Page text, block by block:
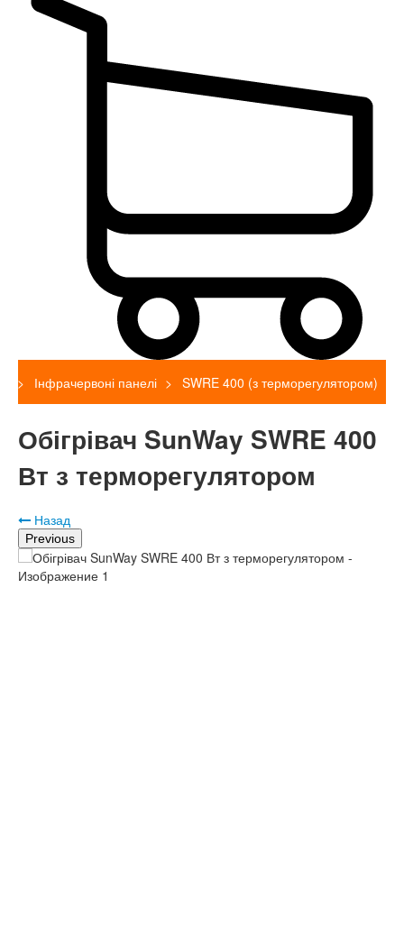
Інфрачервоні панелі SWRE 400 (з терморегулятором)
Обігрівач SunWay SWRE 400
Вт з терморегулятором
Назад
Previous